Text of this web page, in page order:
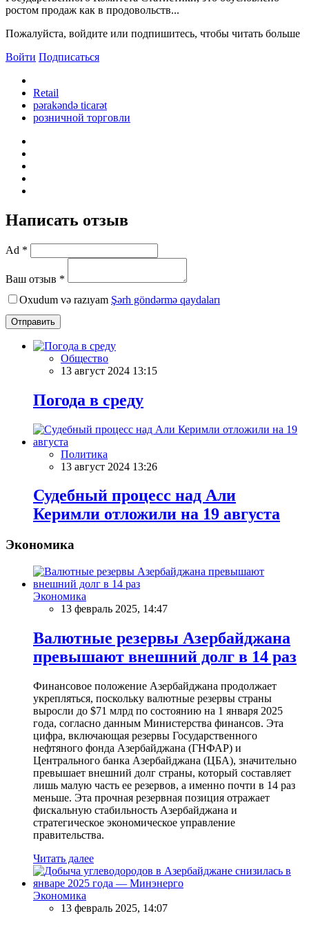
ростом продаж как в продовольств...
Пожалуйста, войдите или подпишитесь, чтобы читать больше
Войти Подписаться
Retail
pərakəndə ticarət
розничной торговли
Написать отзыв
Ad *
Ваш отзыв *
Oxudum və razıyam Şərh göndərmə qaydaları
Отправить
Общество
13 август 2024 13:15
Погода в среду
Политика
13 август 2024 13:26
Судебный процесс над Али
Керимли отложили на 19 августа
Экономика
Экономика
13 февраль 2025, 14:47
Валютные резервы Азербайджана
превышают внешний долг в 14 раз
Финансовое положение Азербайджана продолжает
укрепляться, поскольку валютные резервы страны
выросли до $71 млрд по состоянию на 1 января 2025
года, согласно данным Министерства финансов. Эта
цифра, включающая резервы Государственного
нефтяного фонда Азербайджана (ГНФАР) и
Центрального банка Азербайджана (ЦБА), значительно
превышает внешний долг страны, который составляет
лишь малую часть ее резервов, а именно почти в 14 раз
меньше. Эта прочная резервная позиция отражает
фискальную стабильность Азербайджана и
стратегическое экономическое управление
правительства.
Читать далее
Экономика
13 февраль 2025, 14:07